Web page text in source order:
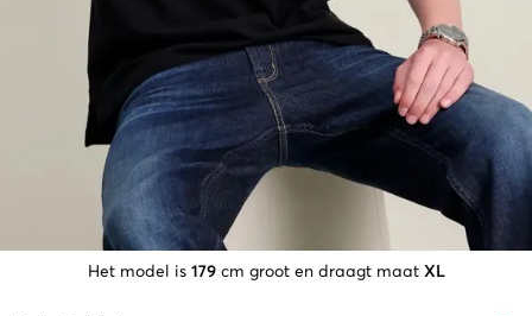
Het model is 179 cm groot en draagt maat XL